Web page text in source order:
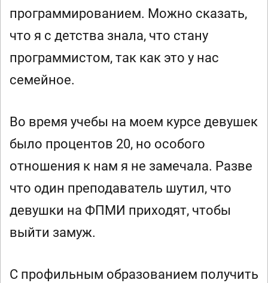
программированием. Можно сказать,
что я с детства знала, что стану
программистом, так как это у нас
семейное.
Во время учебы на моем курсе девушек
было процентов 20, но особого
отношения к нам я не замечала. Разве
что один преподаватель шутил, что
девушки на ФПМИ приходят, чтобы
выйти замуж.
С профильным образованием получить